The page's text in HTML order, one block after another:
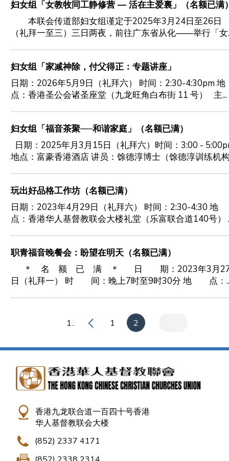
妇女组「女教牧同工静修营 — 活在主爱裏」（名额已满
本联会传道部妇女组谨定于2025年3月24日至26日
（礼拜一至三）三日两夜，前往广东省从化——举行「女
妇女组「家减神除，付父得正：专题讲座」
日期：2026年5月9日（礼拜六） 时间：2:30-4:30pm 地
点：香港圣公会诸圣座堂（九龙旺角白布街 11 号） 主...
妇女组「福音茶聚──和谐家庭」（名额已满）
日期：2025年月3月15日（礼拜六）时间：3:00 -
地点：富豪香港酒店 讲员：馀德淳博士（馀德淳训练机
玩出好品格工作坊（名额已满）
日期：2023年4月29日（礼拜六） 时间：2:30-4:30 地
点：香港华人基督教联会大楼礼堂（乐富联合道140号）
职青福音晚餐会：盼望在明天（名额已满）
＊ 名 额 已 满 ＊ 日 期：2023年3月
日（礼拜一） 时 间：晚上7时至9时30分 地 点：
1.. 1 2
香港九龙联合道一百四十号香港
华人基督教联会大楼
(852) 2337 4171